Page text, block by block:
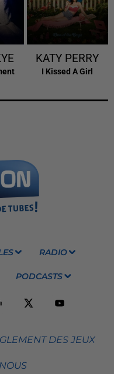
KATY PERRY
I Kissed A Girl
RADIO
PODCASTS
DES JEUX